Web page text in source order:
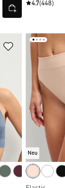
4.7(448)
Neu